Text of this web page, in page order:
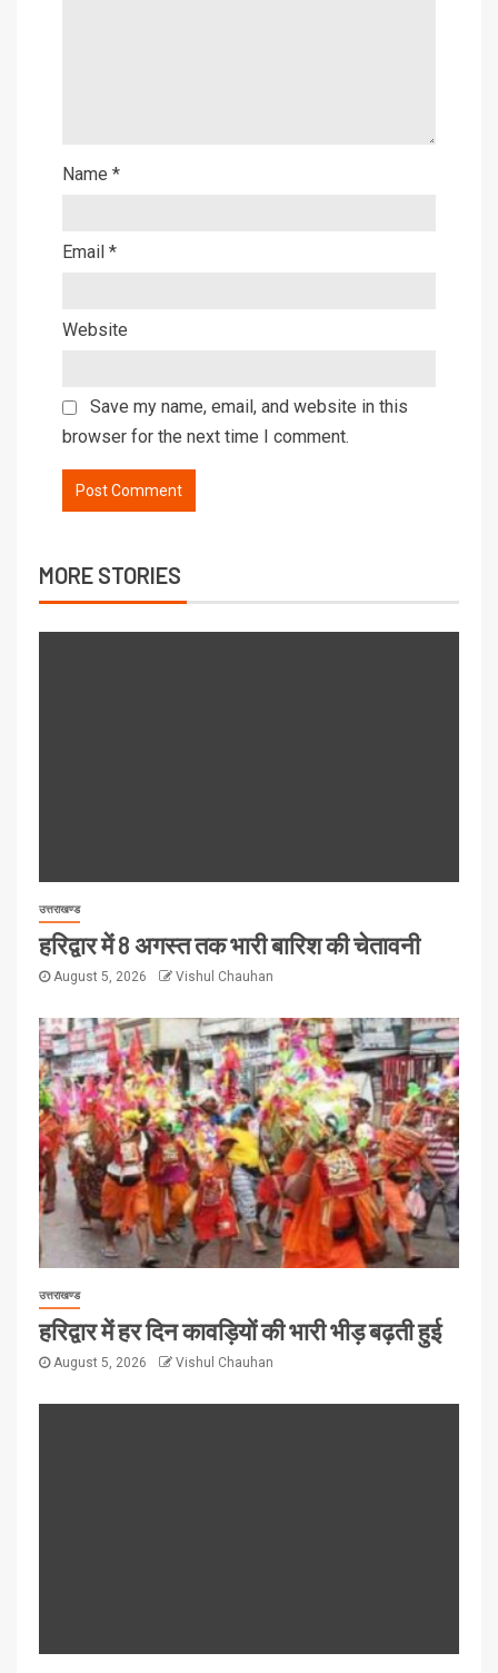
Name *
Email *
Website
Save my name, email, and website in this
browser for the next time I comment.
MORE STORIES
उत्तराखण्ड
हरिद्वार में 8 अगस्त तक भारी बारिश की चेतावनी
August 5, 2026 Vishul Chauhan
उत्तराखण्ड
हरिद्वार में हर दिन कावड़ियों की भारी भीड़ बढ़ती हुई
August 5, 2026 Vishul Chauhan